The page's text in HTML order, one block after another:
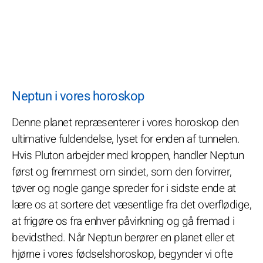
Neptun i vores horoskop
Denne planet repræsenterer i vores horoskop den
ultimative fuldendelse, lyset for enden af tunnelen.
Hvis Pluton arbejder med kroppen, handler Neptun
først og fremmest om sindet, som den forvirrer,
tøver og nogle gange spreder for i sidste ende at
lære os at sortere det væsentlige fra det overflødige,
at frigøre os fra enhver påvirkning og gå fremad i
bevidsthed. Når Neptun berører en planet eller et
hjørne i vores fødselshoroskop, begynder vi ofte